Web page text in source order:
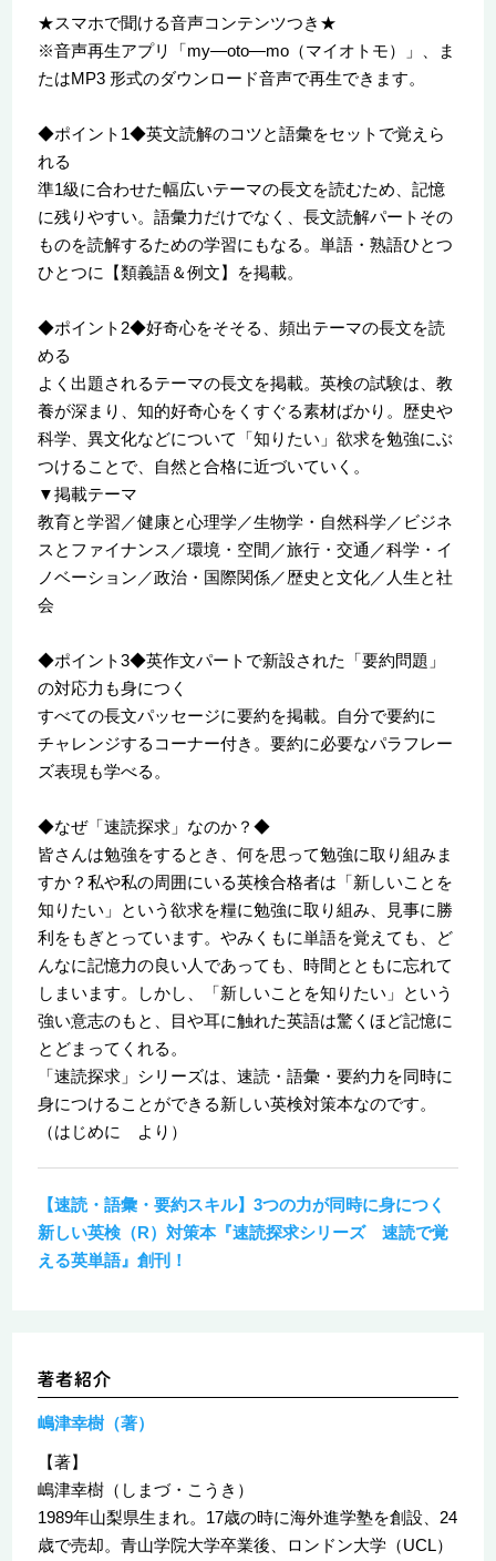
★スマホで聞ける音声コンテンツつき★
※音声再生アプリ「my―oto―mo（マイオトモ）」、ま
たはMP3 形式のダウンロード音声で再生できます。
◆ポイント1◆英文読解のコツと語彙をセットで覚えら
れる
準1級に合わせた幅広いテーマの長文を読むため、記憶
に残りやすい。語彙力だけでなく、長文読解パートその
ものを読解するための学習にもなる。単語・熟語ひとつ
ひとつに【類義語＆例文】を掲載。
◆ポイント2◆好奇心をそそる、頻出テーマの長文を読
める
よく出題されるテーマの長文を掲載。英検の試験は、教
養が深まり、知的好奇心をくすぐる素材ばかり。歴史や
科学、異文化などについて「知りたい」欲求を勉強にぶ
つけることで、自然と合格に近づいていく。
▼掲載テーマ
教育と学習／健康と心理学／生物学・自然科学／ビジネ
スとファイナンス／環境・空間／旅行・交通／科学・イ
ノベーション／政治・国際関係／歴史と文化／人生と社
会
◆ポイント3◆英作文パートで新設された「要約問題」
の対応力も身につく
すべての長文パッセージに要約を掲載。自分で要約に
チャレンジするコーナー付き。要約に必要なパラフレー
ズ表現も学べる。
◆なぜ「速読探求」なのか？◆
皆さんは勉強をするとき、何を思って勉強に取り組みま
すか？私や私の周囲にいる英検合格者は「新しいことを
知りたい」という欲求を糧に勉強に取り組み、見事に勝
利をもぎとっています。やみくもに単語を覚えても、ど
んなに記憶力の良い人であっても、時間とともに忘れて
しまいます。しかし、「新しいことを知りたい」という
強い意志のもと、目や耳に触れた英語は驚くほど記憶に
とどまってくれる。
「速読探求」シリーズは、速読・語彙・要約力を同時に
身につけることができる新しい英検対策本なのです。
（はじめに より）
【速読・語彙・要約スキル】3つの力が同時に身につく
新しい英検（R）対策本『速読探求シリーズ 速読で覚
える英単語』創刊！
嶋津幸樹（著）
【著】
嶋津幸樹（しまづ・こうき）
1989年山梨県生まれ。17歳の時に海外進学塾を創設、24
歳で売却。青山学院大学卒業後、ロンドン大学（UCL）